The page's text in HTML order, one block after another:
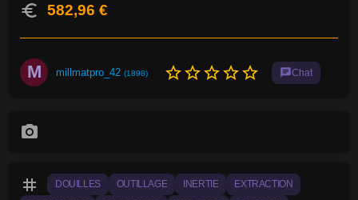
euro 582,96 €
M millmatpro_42 (1898) star_borderstar_borderstar_borderstar_borderstar_border chatChat
photo_camera
tag DOUILLES OUTILLAGE INERTIE EXTRACTION